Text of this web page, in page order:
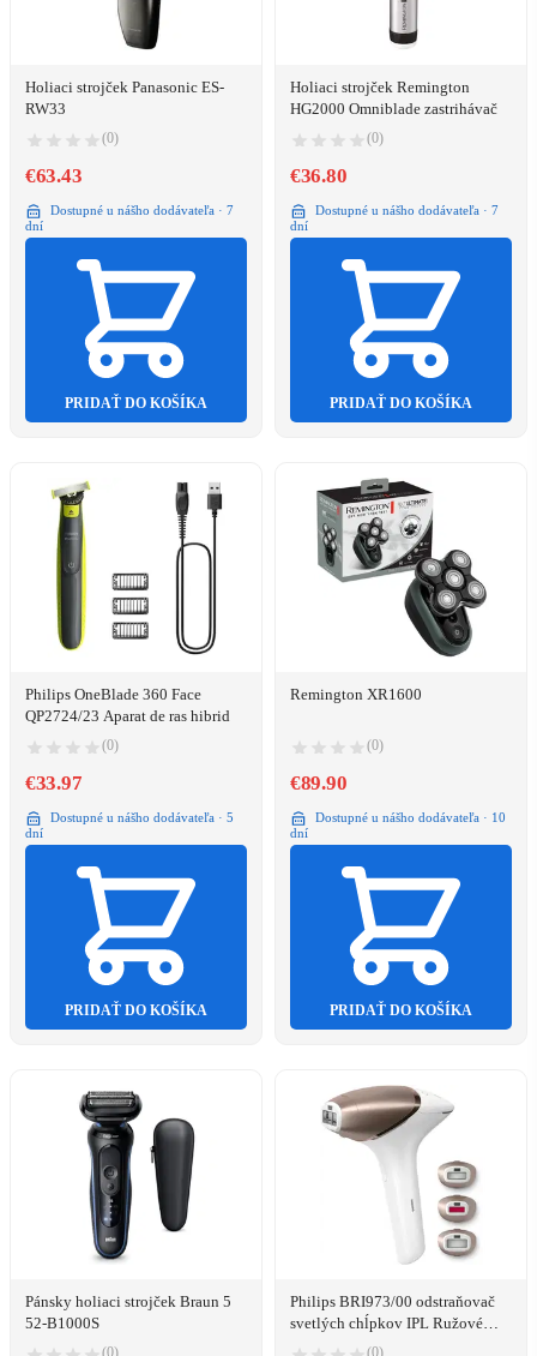
Holiaci strojček Panasonic ES-
RW33
(0)
€63.43
Dostupné u nášho dodávateľa · 7
dní
PRIDAŤ DO KOŠÍKA
Holiaci strojček Remington
HG2000 Omniblade zastrihávač
(0)
€36.80
Dostupné u nášho dodávateľa · 7
dní
PRIDAŤ DO KOŠÍKA
Philips OneBlade 360 Face
QP2724/23 Aparat de ras hibrid
(0)
€33.97
Dostupné u nášho dodávateľa · 5
dní
PRIDAŤ DO KOŠÍKA
Remington XR1600
(0)
€89.90
Dostupné u nášho dodávateľa · 10
dní
PRIDAŤ DO KOŠÍKA
Pánsky holiaci strojček Braun 5
52-B1000S
(0)
Philips BRI973/00 odstraňovač
svetlých chĺpkov IPL Ružové
(0)